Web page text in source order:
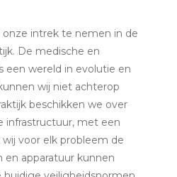
intrek te nemen in de
De medische en
een wereld in evolutie en
wij niet achterop
beschikken we over
infrastructuur, met een
voor elk probleem de
en apparatuur kunnen